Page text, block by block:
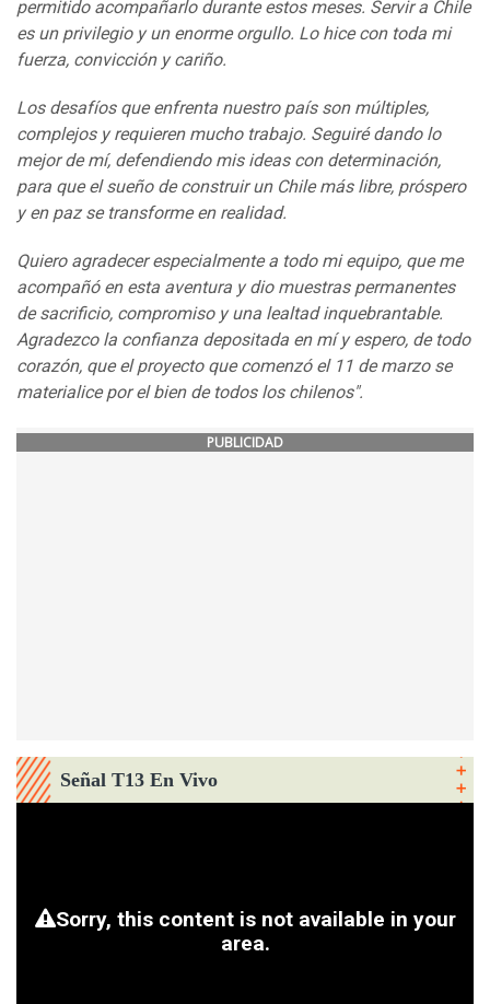
permitido acompañarlo durante estos meses. Servir a Chile
es un privilegio y un enorme orgullo. Lo hice con toda mi
fuerza, convicción y cariño.
Los desafíos que enfrenta nuestro país son múltiples,
complejos y requieren mucho trabajo. Seguiré dando lo
mejor de mí, defendiendo mis ideas con determinación,
para que el sueño de construir un Chile más libre, próspero
y en paz se transforme en realidad.
Quiero agradecer especialmente a todo mi equipo, que me
acompañó en esta aventura y dio muestras permanentes
de sacrificio, compromiso y una lealtad inquebrantable.
Agradezco la confianza depositada en mí y espero, de todo
corazón, que el proyecto que comenzó el 11 de marzo se
materialice por el bien de todos los chilenos".
PUBLICIDAD
Señal T13 En Vivo